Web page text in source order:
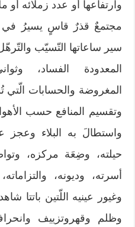
وارتفاعها أو عدد زملائه أو
مجتمعٌ قذرٌ قاسٍ يسيرُ في
سير ساعاتها التّسيّب والتّرهّل
المعدودة الفساد،
المغروضة والحسابات
وتقسيم المنافع حسب
واستطالَ به البلاء وعجز
حيلته، وضِعَة مركزه،
أسرته، وديونه،
وغيور عينيه اللّتين باتتا
وظلم وقهروتزييف